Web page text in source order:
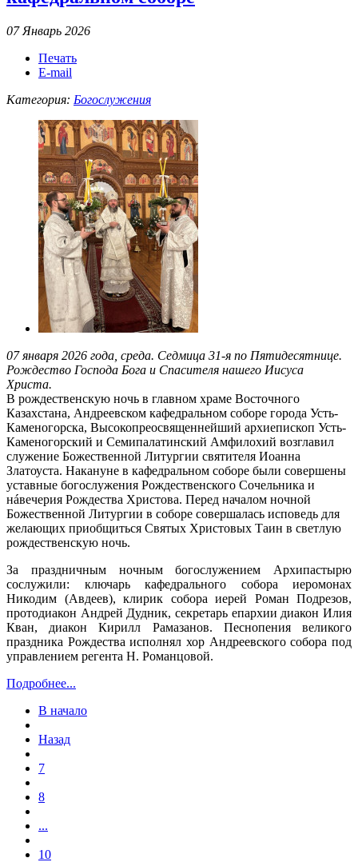
07 Январь 2026
Печать
E-mail
Категория: Богослужения
07 января 2026 года, среда. Седмица 31-я по Пятидесятнице.
Рождество Господа Бога и Спасителя нашего Иисуса
Христа.
В рождественскую ночь в главном храме Восточного
Казахстана, Андреевском кафедральном соборе города Усть-
Каменогорска, Высокопреосвященнейший архиепископ Усть-
Каменогорский и Семипалатинский Амфилохий возглавил
служение Божественной Литургии святителя Иоанна
Златоуста. Накануне в кафедральном соборе были совершены
уставные богослужения Рождественского Сочельника и
нáвечерия Рождества Христова. Перед началом ночной
Божественной Литургии в соборе совершалась исповедь для
желающих приобщиться Святых Христовых Таин в светлую
рождественскую ночь.
За праздничным ночным богослужением Архипастырю
сослужили: ключарь кафедрального собора иеромонах
Никодим (Авдеев), клирик собора иерей Роман Подрезов,
протодиакон Андрей Дудник, секретарь епархии диакон Илия
Кван, диакон Кирилл Рамазанов. Песнопения великого
праздника Рождества исполнял хор Андреевского собора под
управлением регента Н. Романцовой.
Подробнее...
В начало
Назад
7
8
...
10